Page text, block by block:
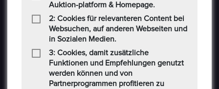
USEFUL LINKS
Datenschutzerklaerung
Häufig Gestellte Fragen
Verkäufer Richtlinien
Auktion-platform & Homepage.
2: Cookies für relevanteren Content bei
Websuchen, auf anderen Webseiten und
in Sozialen Medien.
3: Cookies, damit zusätzliche
Funktionen und Empfehlungen genutzt
werden können und von
Partnerprogrammen profitieren zu